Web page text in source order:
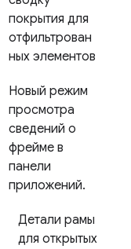
покрытия для
отфильтрован
ных элементов
Новый режим
просмотра
сведений о
фрейме в
панели
приложений.
Детали рамы
для открытых